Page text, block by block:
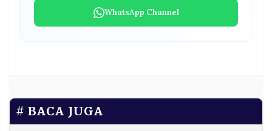
WhatsApp Channel
BACA JUGA